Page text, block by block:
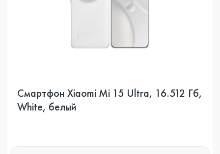
Смартфон Xiaomi Mi 15 Ultra, 16.512 Гб,
White, белый